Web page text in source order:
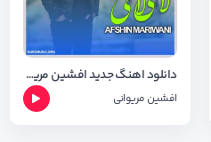
دانلود اهنگ جدید افشین مریوانی به نام لای لای + شعر اهنگ
افشین مریوانی